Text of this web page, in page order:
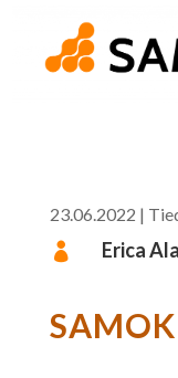
23.06.2022 |
 Erica